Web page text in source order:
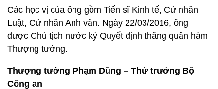
Các học vị của ông gồm Tiến sĩ Kinh tế, Cử nhân
Luật, Cử nhân Anh văn. Ngày 22/03/2016, ông
được Chủ tịch nước ký Quyết định thăng quân hàm
Thượng tướng.
Thượng tướng Phạm Dũng – Thứ trưởng Bộ
Công an